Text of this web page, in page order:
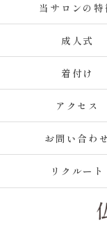
当サロンの特
成人式
着付け
アクセス
お問い合わ
リクルート